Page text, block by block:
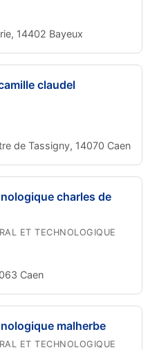
14402 Bayeux
claudel
de Tassigny, 14070 Caen
charles de
ET TECHNOLOGIQUE
Caen
malherbe
ET TECHNOLOGIQUE